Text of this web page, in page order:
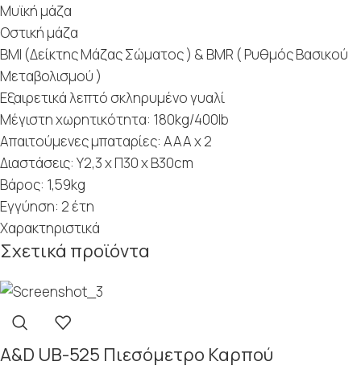
Μυϊκή μάζα
Οστική μάζα
BMI (Δείκτης Μάζας Σώματος ) & BMR ( Ρυθμός Βασικού
Μεταβολισμού )
Εξαιρετικά λεπτό σκληρυμένο γυαλί
Μέγιστη χωρητικότητα: 180kg/400lb
Απαιτούμενες μπαταρίες: AAA x 2
Διαστάσεις: Υ2,3 x Π30 x Β30cm
Βάρος: 1,59kg
Εγγύηση: 2 έτη
Χαρακτηριστικά
Σχετικά προϊόντα
A&D UB-525 Πιεσόμετρο Καρπού